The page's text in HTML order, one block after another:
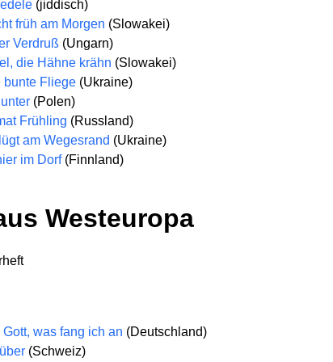
(jiddisch)
früh am Morgen (Slowakei)
Verdruß (Ungarn)
die Hähne krähn (Slowakei)
bunte Fliege (Ukraine)
(Polen)
Frühling (Russland)
am Wegesrand (Ukraine)
im Dorf(Finnland)
Westeuropa
was fang ich an (Deutschland)
(Schweiz)